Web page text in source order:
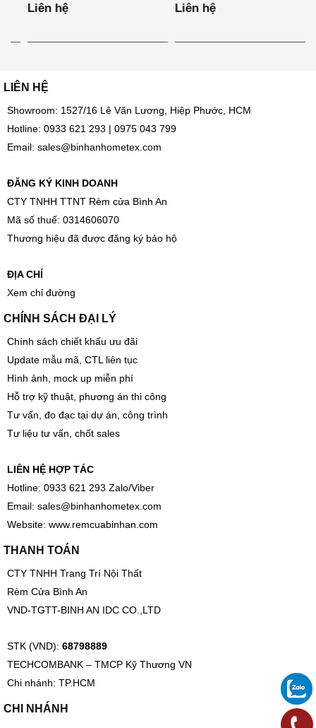
Liên hệ Liên hệ
LIÊN HỆ
Showroom: 1527/16 Lê Văn Lương, Hiệp Phước, HCM
Hotline: 0933 621 293 | 0975 043 799
Email: sales@binhanhometex.com
ĐĂNG KÝ KINH DOANH
CTY TNHH TTNT Rèm cửa Bình An
Mã số thuế: 0314606070
Thương hiệu đã được đăng ký bảo hộ
ĐỊA CHỈ
Xem chỉ đường
CHÍNH SÁCH ĐẠI LÝ
Chính sách chiết khấu ưu đãi
Update mẫu mã, CTL liên tục
Hình ảnh, mock up miễn phí
Hỗ trợ kỹ thuật, phương án thi công
Tư vấn, đo đạc tại dự án, công trình
Tư liệu tư vấn, chốt sales
LIÊN HỆ HỢP TÁC
Hotline: 0933 621 293 Zalo/Viber
Email: sales@binhanhometex.com
Website: www.remcuabinhan.com
THANH TOÁN
CTY TNHH Trang Trí Nội Thất
Rèm Cửa Bình An
VND-TGTT-BINH AN IDC CO.,LTD
STK (VND): 68798889
TECHCOMBANK – TMCP Kỹ Thương VN
Chi nhánh: TP.HCM
CHI NHÁNH